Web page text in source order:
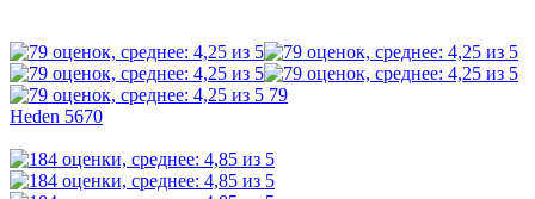
79
Heden 5670